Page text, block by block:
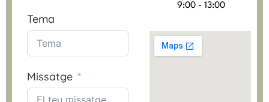
Tema
Missatge
9:00 - 13:00